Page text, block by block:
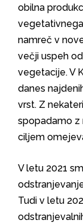
obilna
namreč v
večji uspeh
vegetacije. V
danes
vrst. Z
spopadamo z
ciljem
V letu 2021
Tudi v letu